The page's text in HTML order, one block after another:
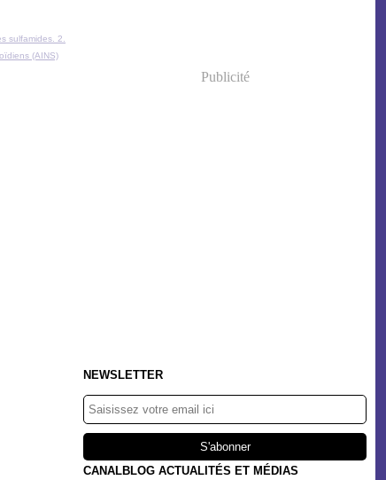
sulfamides. 2.
(AINS)
Publicité
NEWSLETTER
CANALBLOG ACTUALITÉS ET MÉDIAS